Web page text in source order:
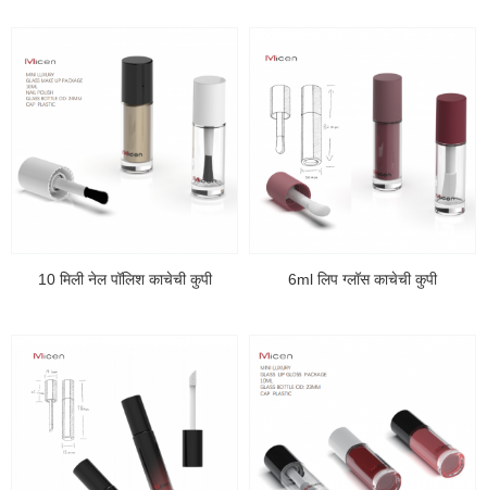
10 मिली नेल पॉलिश काचेची कुपी 6ml लिप ग्लॉस काचेची कुपी